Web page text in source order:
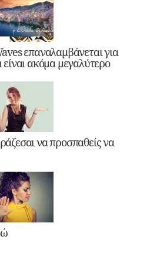
επαναλαμβάνεται για
είναι ακόμα μεγαλύτερο
να προσπαθείς να